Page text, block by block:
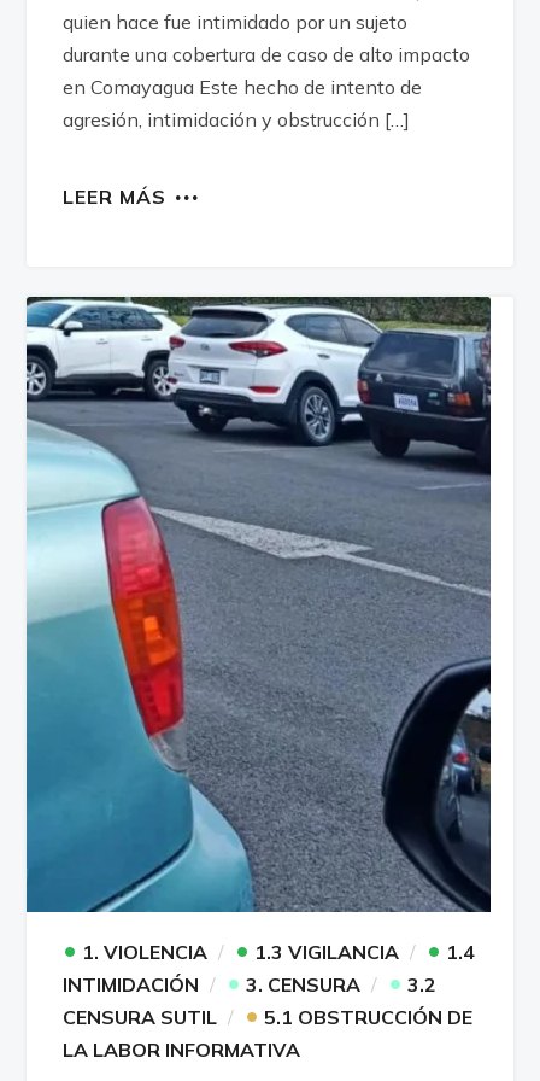
quien hace fue intimidado por un sujeto
durante una cobertura de caso de alto impacto
en Comayagua Este hecho de intento de
agresión, intimidación y obstrucción […]
LEER MÁS
• 1. VIOLENCIA • 1.3 VIGILANCIA • 1.4
INTIMIDACIÓN
• 3. CENSURA • 3.2
CENSURA SUTIL
• 5.1 OBSTRUCCIÓN DE
LA LABOR INFORMATIVA